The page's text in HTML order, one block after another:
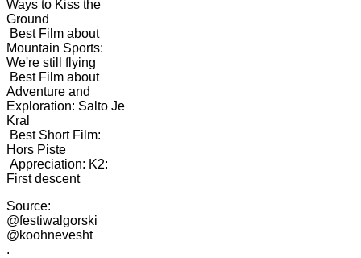
Ways to Kiss the
Ground
Best Film about
Mountain Sports:
We're still flying
Best Film about
Adventure and
Exploration: Salto Je
Kral
Best Short Film:
Hors Piste
Appreciation: K2:
First descent
Source:
@festiwalgorski
@koohnevesht
.